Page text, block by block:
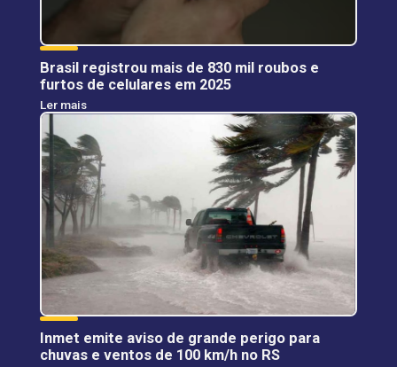
Brasil registrou mais de 830 mil roubos e
furtos de celulares em 2025
Ler mais
Inmet emite aviso de grande perigo para
chuvas e ventos de 100 km/h no RS